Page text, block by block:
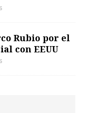
Rubio por el
con EEUU